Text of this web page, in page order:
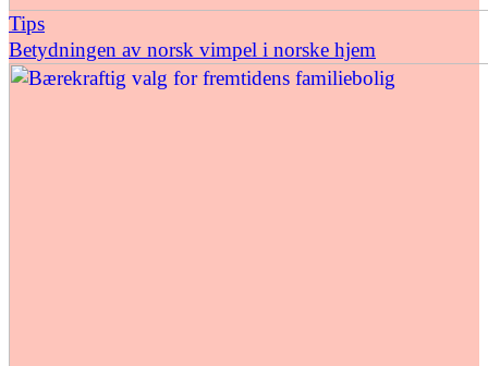
Tips
Betydningen av norsk vimpel i norske hjem